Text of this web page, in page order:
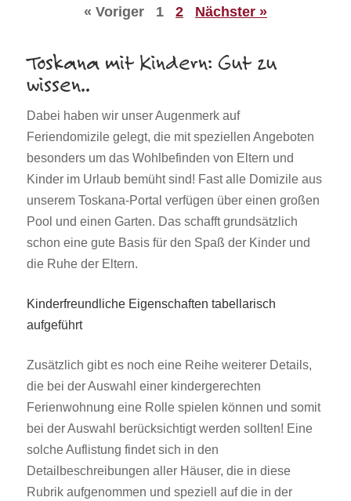
« Voriger 1 2 Nächster »
Toskana mit Kindern: Gut zu
wissen..
Dabei haben wir unser Augenmerk auf
Feriendomizile gelegt, die mit speziellen Angeboten
besonders um das Wohlbefinden von Eltern und
Kinder im Urlaub bemüht sind! Fast alle Domizile aus
unserem Toskana-Portal verfügen über einen großen
Pool und einen Garten. Das schafft grundsätzlich
schon eine gute Basis für den Spaß der Kinder und
die Ruhe der Eltern.
Kinderfreundliche Eigenschaften tabellarisch
aufgeführt
Zusätzlich gibt es noch eine Reihe weiterer Details,
die bei der Auswahl einer kindergerechten
Ferienwohnung eine Rolle spielen können und somit
bei der Auswahl berücksichtigt werden sollten! Eine
solche Auflistung findet sich in den
Detailbeschreibungen aller Häuser, die in diese
Rubrik aufgenommen und speziell auf die in der